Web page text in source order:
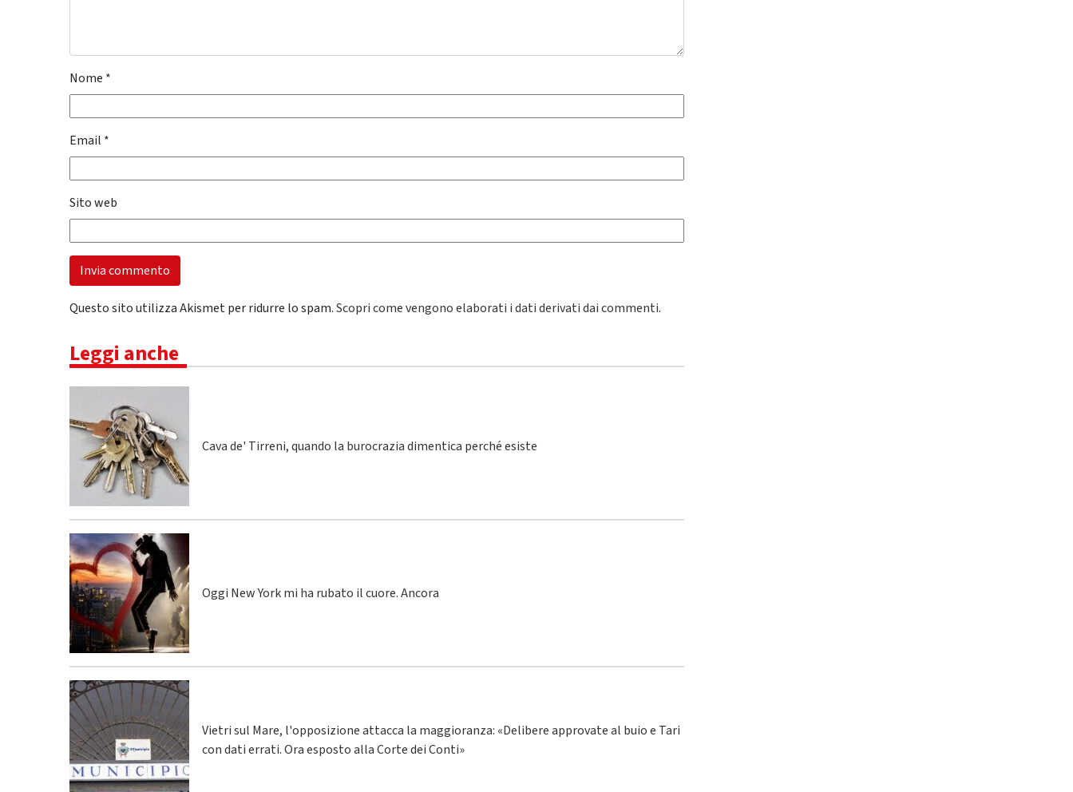
Nome *
Email *
Sito web
Questo sito utilizza Akismet per ridurre lo spam.Scopri come vengono elaborati i dati derivati dai commenti.
Leggi anche
Cava de' Tirreni, quando la burocrazia dimentica perché esiste
Oggi New York mi ha rubato il cuore. Ancora
Vietri sul Mare, l'opposizione attacca la maggioranza: «Delibere approvate al buio e Tari
con dati errati. Ora esposto alla Corte dei Conti»